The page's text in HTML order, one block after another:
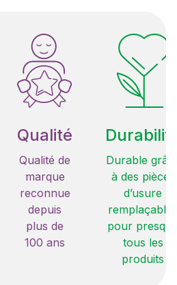
Qualité
Qualité de
marque
reconnue
depuis
plus de
100 ans
Durable
à des pièces
d’usure
remplaçables
pour
tous les
produits